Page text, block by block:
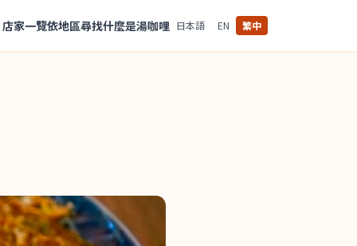
店家一覽依地區尋找什麼是湯咖哩 日本語 EN 繁中